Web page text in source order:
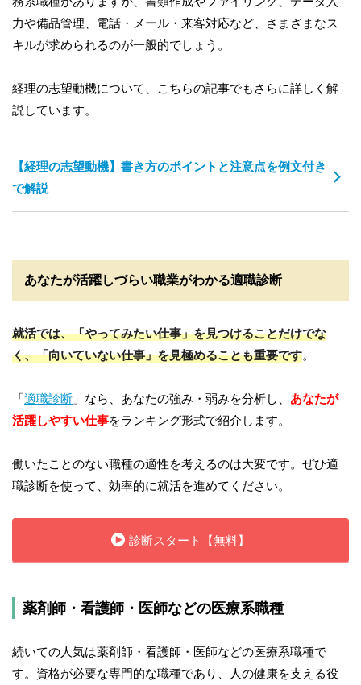
力や備品管理、電話・メール・来客対応など、さまざまなス
キルが求められるのが一般的でしょう。
経理の志望動機について、こちらの記事でもさらに詳しく解
説しています。
【経理の志望動機】書き方のポイントと注意点を例文付き
で解説
あなたが活躍しづらい職業がわかる適職診断
就活では、「やってみたい仕事」を見つけることだけでな
く、「向いていない仕事」を見極めることも重要です。
「適職診断 」なら、あなたの強み・弱みを分析し、 あなたが
活躍しやすい仕事をランキング形式で紹介します。
働いたことのない職種の適性を考えるのは大変です。ぜひ適
職診断を使って、効率的に就活を進めてください。
診断スタート【無料】
薬剤師・看護師・医師などの医療系職種
続いての人気は薬剤師・看護師・医師などの医療系職種で
す。資格が必要な専門的な職種であり、人の健康を支える役